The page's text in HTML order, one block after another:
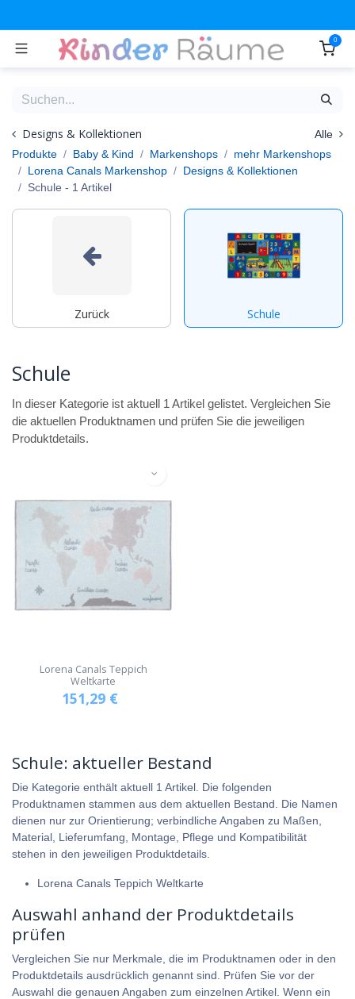
0
Designs & Kollektionen
Alle
Produkte
Baby & Kind Markenshops
mehr Markenshops
Lorena Canals Markenshop
Designs & Kollektionen
Schule - 1 Artikel
Zurück Schule
Schule
In dieser Kategorie ist aktuell 1 Artikel gelistet. Vergleichen Sie
die aktuellen Produktnamen und prüfen Sie die jeweiligen
Produktdetails.
Lorena Canals Teppich
Weltkarte
151,29 €
Schule: aktueller Bestand
Die Kategorie enthält aktuell 1 Artikel. Die folgenden
Produktnamen stammen aus dem aktuellen Bestand. Die Namen
dienen nur zur Orientierung; verbindliche Angaben zu Maßen,
Material, Lieferumfang, Montage, Pflege und Kompatibilität
stehen in den jeweiligen Produktdetails.
Lorena Canals Teppich Weltkarte
Auswahl anhand der Produktdetails
prüfen
Vergleichen Sie nur Merkmale, die im Produktnamen oder in den
Produktdetails ausdrücklich genannt sind. Prüfen Sie vor der
Auswahl die genauen Angaben zum einzelnen Artikel. Wenn ein